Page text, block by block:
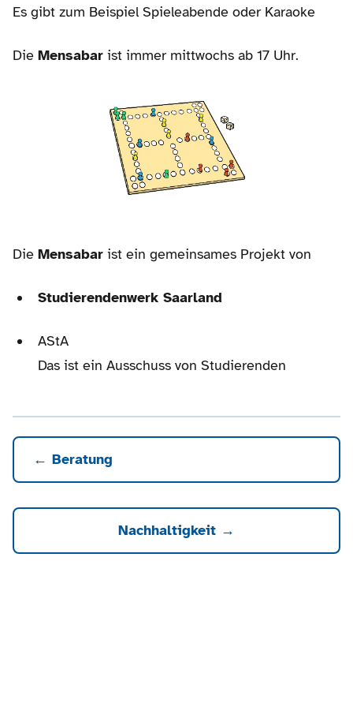
Es gibt zum Beispiel Spieleabende oder Karaoke
Die Mensabar ist immer mittwochs ab 17 Uhr.
Die Mensabar ist ein gemeinsames Projekt von
Studierendenwerk Saarland
AStA
Das ist ein Ausschuss von Studierenden
← Beratung
Nachhaltigkeit →